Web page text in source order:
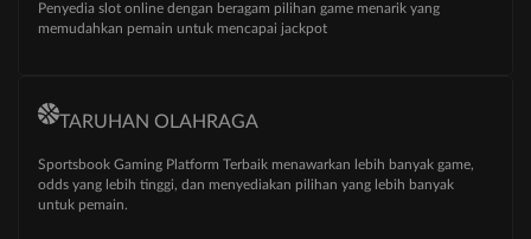
Penyedia slot online dengan beragam pilihan game menarik yang
memudahkan pemain untuk mencapai jackpot
TARUHAN OLAHRAGA
Sportsbook Gaming Platform Terbaik menawarkan lebih banyak game,
odds yang lebih tinggi, dan menyediakan pilihan yang lebih banyak
untuk pemain.